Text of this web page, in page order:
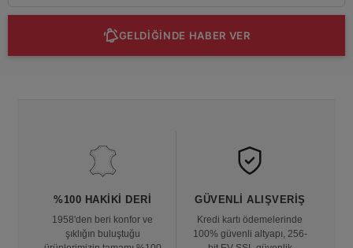
GELDİĞİNDE HABER VER
%100 HAKIKI DERI
1958'den beri konfor ve
şıklığın buluştuğu
GÜVENLI ALIŞVERIŞ
Kredi kartı ödemelerinde
100% güvenli altyapı, 256-